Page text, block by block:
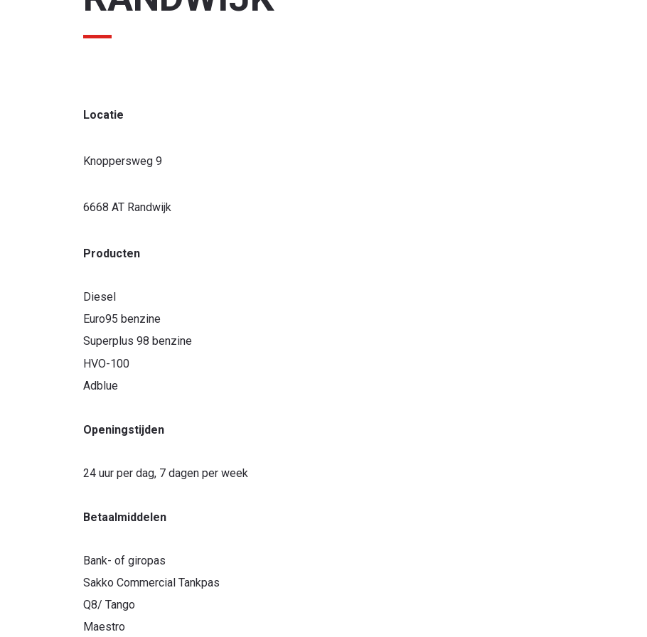
Waar ben je naar op zoek?
Locatie
Knoppersweg 9
6668 AT Randwijk
Producten
Diesel
Euro95 benzine
Superplus 98 benzine
HVO-100
Adblue
Openingstijden
24 uur per dag, 7 dagen per week
Betaalmiddelen
Bank- of giropas
Sakko Commercial Tankpas
Q8/ Tango
Maestro